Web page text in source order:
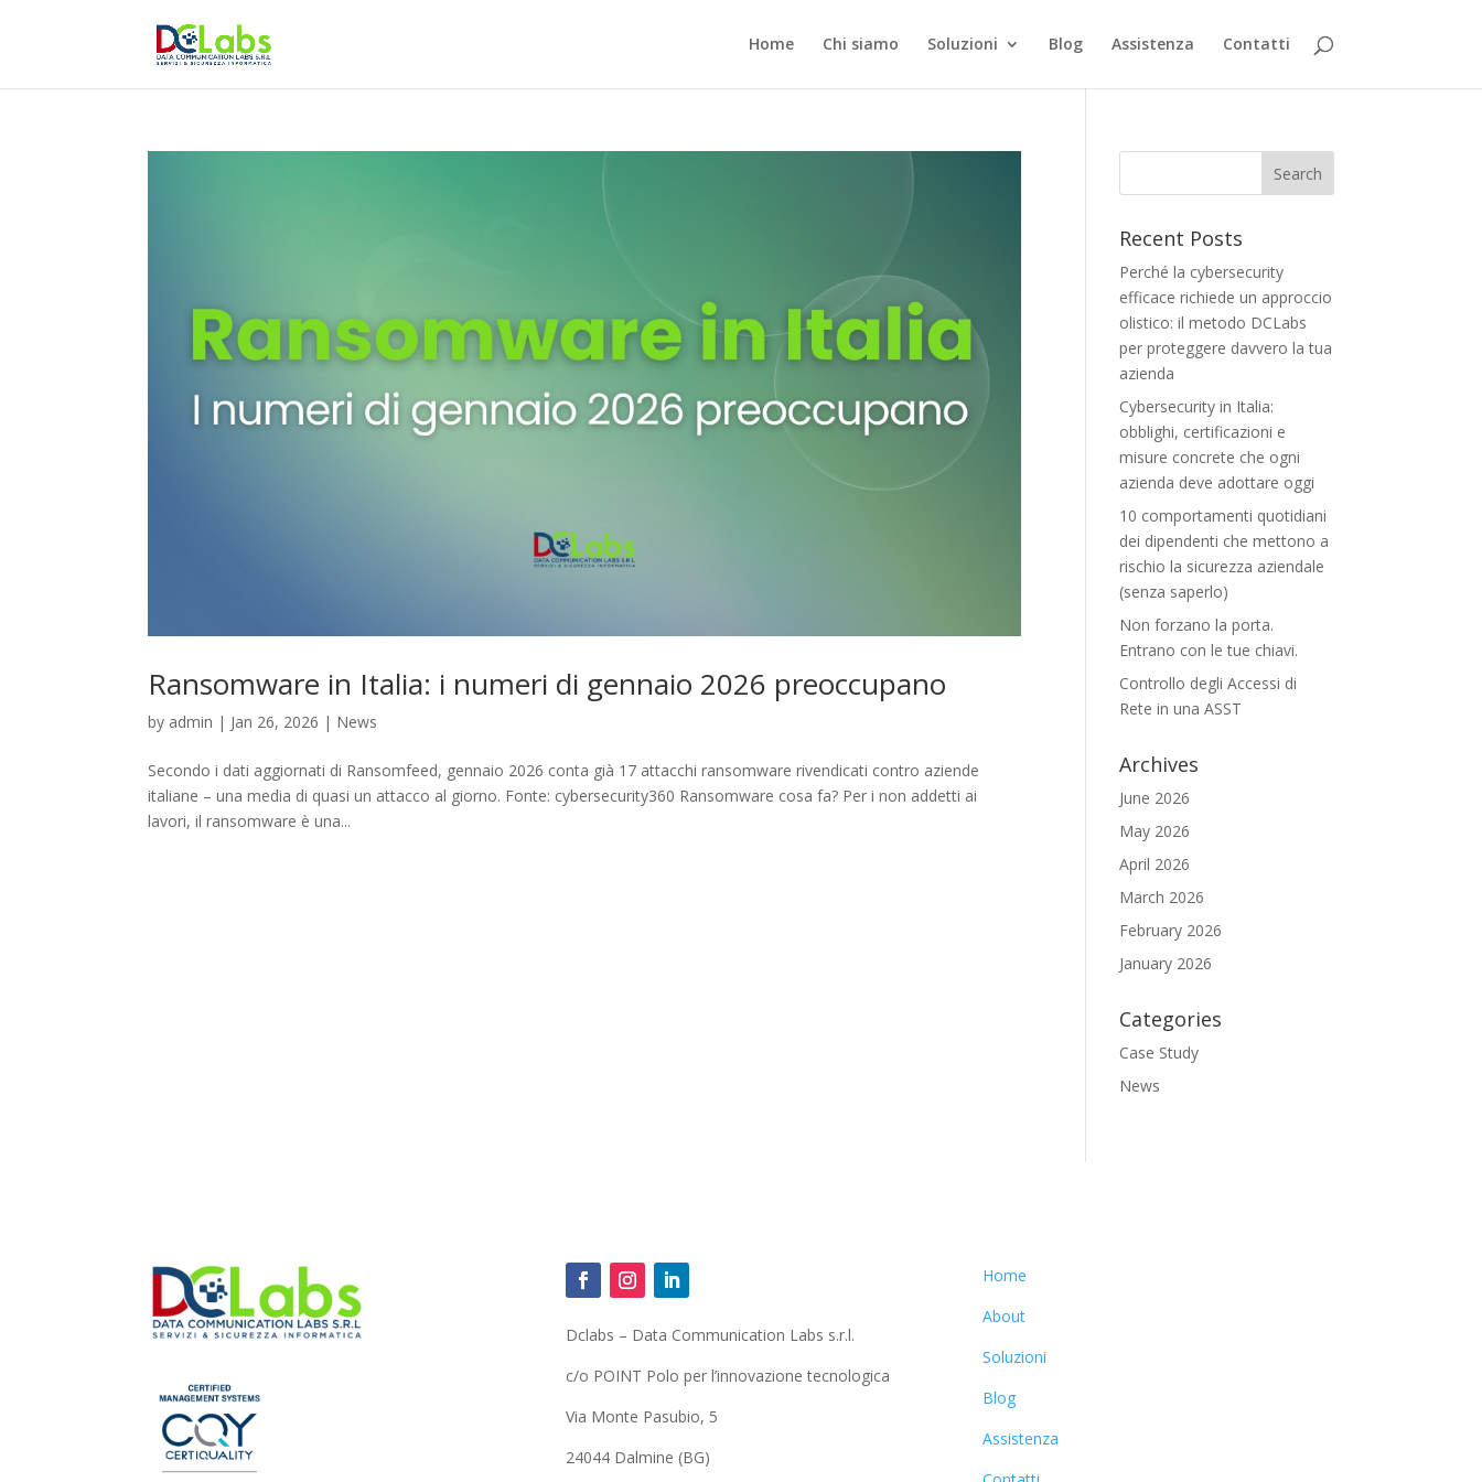
Home Chi siamo Soluzioni Blog Assistenza Contatti
Ransomware in Italia: i numeri di gennaio 2026 preoccupano
by admin | Jan 26, 2026 | News
Secondo i dati aggiornati di Ransomfeed, gennaio 2026 conta già 17 attacchi ransomware rivendicati contro aziende
italiane – una media di quasi un attacco al giorno. Fonte: cybersecurity360 Ransomware cosa fa? Per i non addetti ai
lavori, il ransomware è una...
Recent Posts
Perché la cybersecurity
efficace richiede un approccio
olistico: il metodo DCLabs
per proteggere davvero la tua
azienda
Cybersecurity in Italia:
obblighi, certificazioni e
misure concrete che ogni
azienda deve adottare oggi
10 comportamenti quotidiani
dei dipendenti che mettono a
rischio la sicurezza aziendale
(senza saperlo)
Non forzano la porta.
Entrano con le tue chiavi.
Controllo degli Accessi di
Rete in una ASST
Archives
June 2026
May 2026
April 2026
March 2026
February 2026
January 2026
Categories
Case Study
News
Dclabs – Data Communication Labs s.r.l.
c/o POINT Polo per l’innovazione tecnologica
Via Monte Pasubio, 5
24044 Dalmine (BG)
Home
About
Soluzioni
Blog
Assistenza